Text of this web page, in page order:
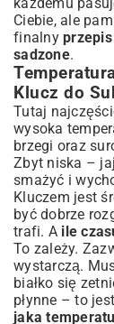
Ciebie, ale
finalny
sadzone.
Klucz do
Tutaj
wysoka
brzegi oraz
Zbyt niska –
smażyć i
Kluczem jest
być dobrze
trafi. A ile
To zależy.
wystarczą.
białko się
płynne – to
jaka